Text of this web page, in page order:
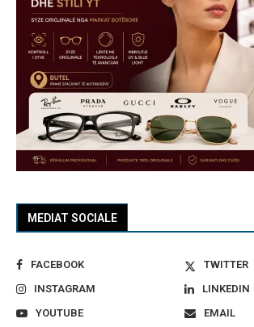
MEDIAT SOCIALE
FACEBOOK
TWITTER
INSTAGRAM
LINKEDIN
YOUTUBE
EMAIL